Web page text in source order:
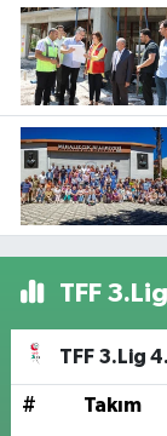
TFF
TFF 3.Lig
# Takım